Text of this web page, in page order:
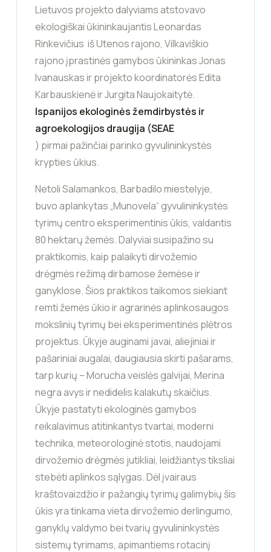
Lietuvos projekto dalyviams atstovavo
ekologiškai ūkininkaujantis Leonardas
Rinkevičius iš Utenos rajono, Vilkaviškio
rajono įprastinės gamybos ūkininkas Jonas
Ivanauskas ir projekto koordinatorės Edita
Karbauskienė ir Jurgita Naujokaitytė.
Ispanijos ekologinės žemdirbystės ir
agroekologijos draugija (SEAE
) pirmai pažinčiai parinko gyvulininkystės
krypties ūkius.
Netoli Salamankos, Barbadilo miestelyje,
buvo aplankytas „Munovela“ gyvulininkystės
tyrimų centro eksperimentinis ūkis, valdantis
80 hektarų žemės. Dalyviai susipažino su
praktikomis, kaip palaikyti dirvožemio
drėgmės režimą dirbamose žemėse ir
ganyklose. Šios praktikos taikomos siekiant
remti žemės ūkio ir agrarinės aplinkosaugos
mokslinių tyrimų bei eksperimentinės plėtros
projektus. Ūkyje auginami javai, aliejiniai ir
pašariniai augalai, daugiausia skirti pašarams,
tarp kurių – Morucha veislės galvijai, Merina
negra avys ir nedidelis kalakutų skaičius.
Ūkyje pastatyti ekologinės gamybos
reikalavimus atitinkantys tvartai, moderni
technika, meteorologinė stotis, naudojami
dirvožemio drėgmės jutikliai, leidžiantys tiksliai
stebėti aplinkos sąlygas. Dėl įvairaus
kraštovaizdžio ir pažangių tyrimų galimybių šis
ūkis yra tinkama vieta dirvožemio derlingumo,
ganyklų valdymo bei tvarių gyvulininkystės
sistemų tyrimams, apimantiems rotacinį